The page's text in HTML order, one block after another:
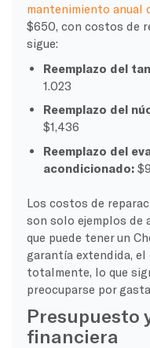
mantenimiento anual
$650, con costos de
sigue:
Reemplazo del
1.023
Reemplazo del
$1,436
Reemplazo del
acondicionado:
Los costos de
son solo ejemplos de
que puede tener un
garantía extendida,
totalmente, lo que
preocuparse por
Presupuesto
financiera